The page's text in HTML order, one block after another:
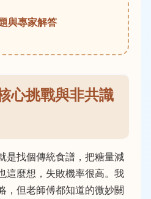
與專家解答
心挑戰與非共識
是找個傳統食譜，把糖量減
這麼想，失敗機率很高。我
，但老師傅都知道的微妙關